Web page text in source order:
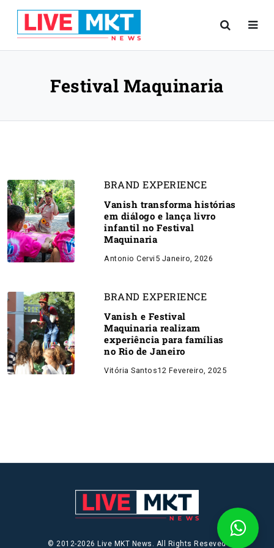
Festival Maquinaria
BRAND EXPERIENCE
Vanish transforma histórias
em diálogo e lança livro
infantil no Festival
Maquinaria
Antonio Cervi 5 Janeiro, 2026
BRAND EXPERIENCE
Vanish e Festival
Maquinaria realizam
experiência para famílias
no Rio de Janeiro
Vitória Santos12 Fevereiro, 2025
© 2012-2026 Live MKT News. All Rights Reseved